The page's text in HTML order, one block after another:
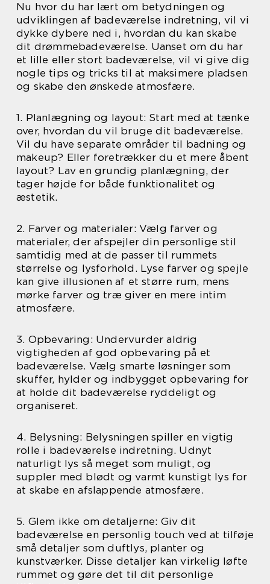
Nu hvor du har lært om betydningen og
udviklingen af badeværelse indretning, vil vi
dykke dybere ned i, hvordan du kan skabe
dit drømmebadeværelse. Uanset om du har
et lille eller stort badeværelse, vil vi give dig
nogle tips og tricks til at maksimere pladsen
og skabe den ønskede atmosfære.
1. Planlægning og layout: Start med at tænke
over, hvordan du vil bruge dit badeværelse.
Vil du have separate områder til badning og
makeup? Eller foretrækker du et mere åbent
layout? Lav en grundig planlægning, der
tager højde for både funktionalitet og
æstetik.
2. Farver og materialer: Vælg farver og
materialer, der afspejler din personlige stil
samtidig med at de passer til rummets
størrelse og lysforhold. Lyse farver og spejle
kan give illusionen af et større rum, mens
mørke farver og træ giver en mere intim
atmosfære.
3. Opbevaring: Undervurder aldrig
vigtigheden af god opbevaring på et
badeværelse. Vælg smarte løsninger som
skuffer, hylder og indbygget opbevaring for
at holde dit badeværelse ryddeligt og
organiseret.
4. Belysning: Belysningen spiller en vigtig
rolle i badeværelse indretning. Udnyt
naturligt lys så meget som muligt, og
suppler med blødt og varmt kunstigt lys for
at skabe en afslappende atmosfære.
5. Glem ikke om detaljerne: Giv dit
badeværelse en personlig touch ved at tilføje
små detaljer som duftlys, planter og
kunstværker. Disse detaljer kan virkelig løfte
rummet og gøre det til dit personlige